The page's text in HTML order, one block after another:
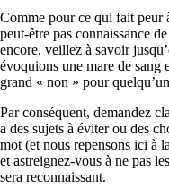
Comme pour ce qui fait peur
peut-être pas connaissance
encore, veillez à savoir
évoquions une mare de sang
grand « non » pour
Par conséquent, demandez
a des sujets à éviter ou des
mot (et nous repensons ici à
et astreignez-vous à ne pas
sera reconnaissant.